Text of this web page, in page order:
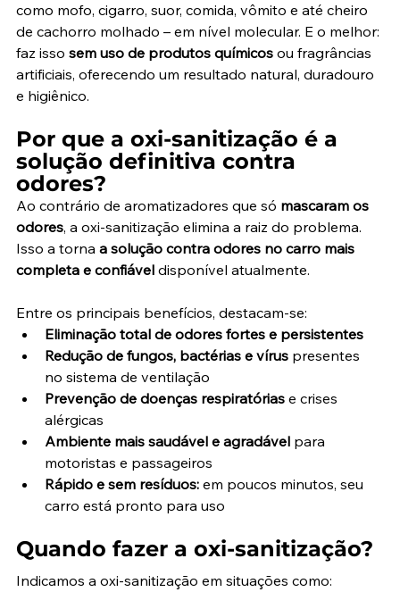
como mofo, cigarro, suor, comida, vômito e até cheiro
de cachorro molhado – em nível molecular. E o melhor:
faz isso sem uso de produtos químicos ou fragrâncias
artificiais, oferecendo um resultado natural, duradouro
e higiênico.
Por que a oxi-sanitização é a
solução definitiva contra
odores?
Ao contrário de aromatizadores que só mascaram os
odores, a oxi-sanitização elimina a raiz do problema.
Isso a torna a solução contra odores no carro mais
completa e confiável disponível atualmente.
Entre os principais benefícios, destacam-se:
Eliminação total de odores fortes e persistentes
Redução de fungos, bactérias e vírus presentes
no sistema de ventilação
Prevenção de doenças respiratórias e crises
alérgicas
Ambiente mais saudável e agradável para
motoristas e passageiros
Rápido e sem resíduos: em poucos minutos, seu
carro está pronto para uso
Quando fazer a oxi-sanitização?
Indicamos a oxi-sanitização em situações como: